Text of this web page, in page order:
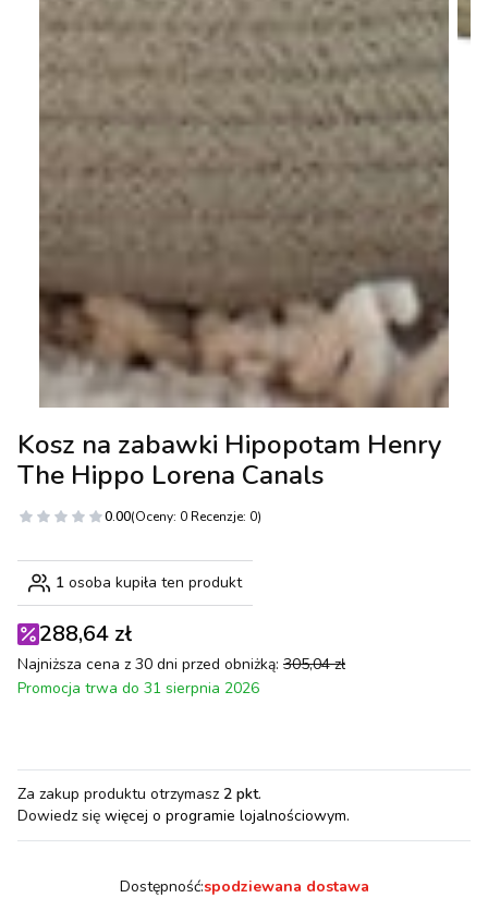
Kosz na zabawki Hipopotam Henry
The Hippo Lorena Canals
0.00(Oceny: 0 Recenzje: 0)
1 osoba kupiła ten produkt
288,64 zł
Najniższa cena z 30 dni przed obniżką: 305,04 zł
Promocja trwa do 31 sierpnia 2026
Za zakup produktu otrzymasz 2 pkt.
Dowiedz się więcej o programie lojalnościowym.
Dostępność:spodziewana dostawa